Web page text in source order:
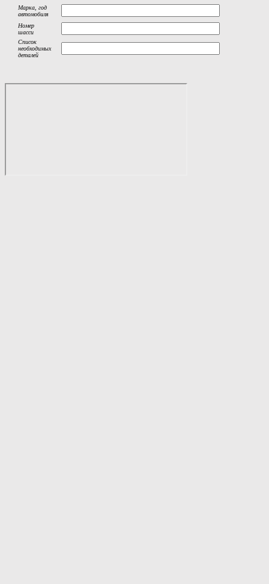
Марка, год
автомобиля
Номер
шасси
Список
необходимых
деталей